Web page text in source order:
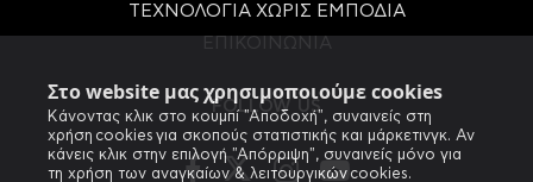
Στο website μας χρησιμοποιούμε cookies
Κάνοντας κλικ στο κουμπί "Αποδοχή", συναινείς στη
χρήση cookies για σκοπούς στατιστικής και μάρκετινγκ. Αν
κάνεις κλικ στην επιλογή "Απόρριψη", συναινείς μόνο για
τη χρήση των αναγκαίων & λειτουργικών cookies.
ΤΕΧΝΟΛΟΓΙΑ ΧΩΡΙΣ ΕΜΠΟΔΙΑ
FOLLOW US